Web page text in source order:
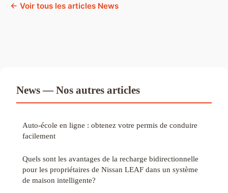
← Voir tous les articles News
News — Nos autres articles
Auto-école en ligne : obtenez votre permis de conduire
facilement
Quels sont les avantages de la recharge bidirectionnelle
pour les propriétaires de Nissan LEAF dans un système
de maison intelligente?